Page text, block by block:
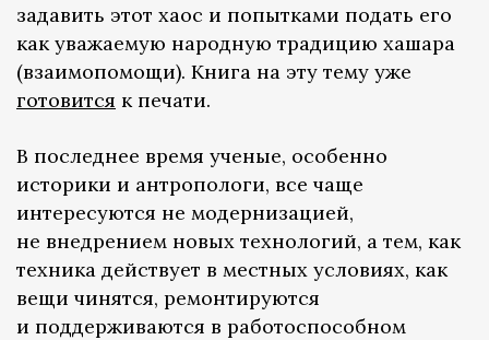
задавить этот хаос и попытками подать его
как уважаемую народную традицию хашара
(взаимопомощи). Книга на эту тему уже
готовится к печати.
В последнее время ученые, особенно
историки и антропологи, все чаще
интересуются не модернизацией,
не внедрением новых технологий, а тем, как
техника действует в местных условиях, как
вещи чинятся, ремонтируются
и поддерживаются в работоспособном